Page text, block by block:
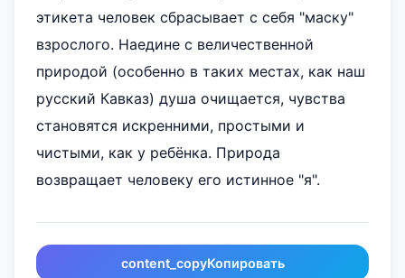
этикета человек сбрасывает с себя "маску"
взрослого. Наедине с величественной
природой (особенно в таких местах, как наш
русский Кавказ) душа очищается, чувства
становятся искренними, простыми и
чистыми, как у ребёнка. Природа
возвращает человеку его истинное "я".
content_copyКопировать